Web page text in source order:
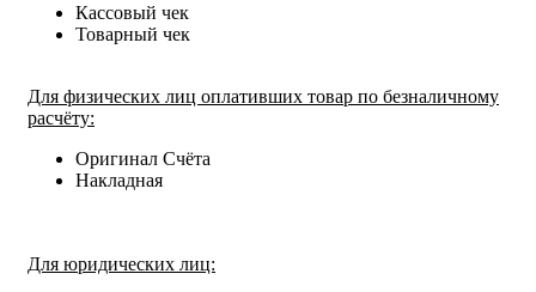
Кассовый чек
Товарный чек
Для физических лиц оплативших товар по безналичному
расчёту:
Оригинал Счёта
Накладная
Для юридических лиц: